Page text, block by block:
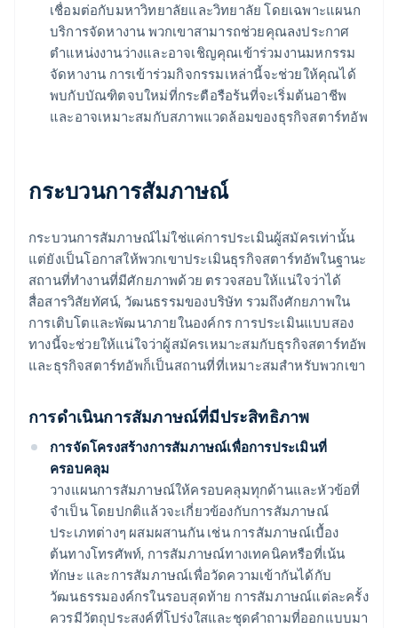
เชื่อมต่อกับมหาวิทยาลัยและวิทยาลัย โดยเฉพาะแผนก
บริการจัดหางาน พวกเขาสามารถช่วยคุณลงประกาศ
ตำแหน่งงานว่างและอาจเชิญคุณเข้าร่วมงานมหกรรม
จัดหางาน การเข้าร่วมกิจกรรมเหล่านี้จะช่วยให้คุณได้
พบกับบัณฑิตจบใหม่ที่กระตือรือร้นที่จะเริ่มต้นอาชีพ
และอาจเหมาะสมกับสภาพแวดล้อมของธุรกิจสตาร์ทอัพ
กระบวนการสัมภาษณ์
กระบวนการสัมภาษณ์ไม่ใช่แค่การประเมินผู้สมัครเท่านั้น
แต่ยังเป็นโอกาสให้พวกเขาประเมินธุรกิจสตาร์ทอัพในฐานะ
สถานที่ทำงานที่มีศักยภาพด้วย ตรวจสอบให้แน่ใจว่าได้
สื่อสารวิสัยทัศน์, วัฒนธรรมของบริษัท รวมถึงศักยภาพใน
การเติบโตและพัฒนาภายในองค์กร การประเมินแบบสอง
ทางนี้จะช่วยให้แน่ใจว่าผู้สมัครเหมาะสมกับธุรกิจสตาร์ทอัพ
และธุรกิจสตาร์ทอัพก็เป็นสถานที่ที่เหมาะสมสำหรับพวกเขา
การดำเนินการสัมภาษณ์ที่มีประสิทธิภาพ
การจัดโครงสร้างการสัมภาษณ์เพื่อการประเมินที่
ครอบคลุม
วางแผนการสัมภาษณ์ให้ครอบคลุมทุกด้านและหัวข้อที่
จำเป็น โดยปกติแล้วจะเกี่ยวข้องกับการสัมภาษณ์
ประเภทต่างๆ ผสมผสานกัน เช่น การสัมภาษณ์เบื้อง
ต้นทางโทรศัพท์, การสัมภาษณ์ทางเทคนิคหรือที่เน้น
ทักษะ และการสัมภาษณ์เพื่อวัดความเข้ากันได้กับ
วัฒนธรรมองค์กรในรอบสุดท้าย การสัมภาษณ์แต่ละครั้ง
ควรมีวัตถุประสงค์ที่โปร่งใสและชุดคำถามที่ออกแบบมา